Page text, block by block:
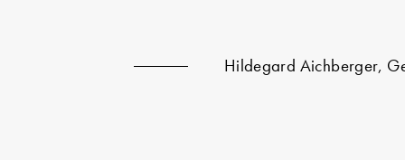
Hildegard Aichberger,